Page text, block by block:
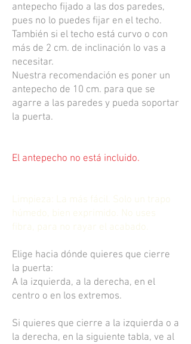
antepecho fijado a las dos paredes,
pues no lo puedes fijar en el techo.
También si el techo está curvo o con
más de 2 cm. de inclinación lo vas a
necesitar.
Nuestra recomendación es poner un
antepecho de 10 cm. para que se
agarre a las paredes y pueda soportar
la puerta.
El antepecho no está incluido.
Limpieza: La más fácil. Solo un trapo
húmedo, bien exprimido. No uses
fibra, para no rayar el acabado.
Elige hacia dónde quieres que cierre
la puerta:
A la izquierda, a la derecha, en el
centro o en los extremos.
Si quieres que cierre a la izquierda o a
la derecha, en la siguiente tabla, ve al